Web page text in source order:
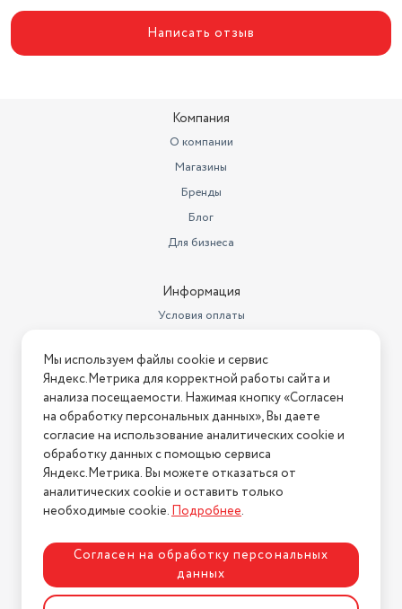
Написать отзыв
Компания
О компании
Магазины
Бренды
Блог
Для бизнеса
Информация
Условия оплаты
Условия возврата
Нашли ошибку на сайте? Напишите нам
2026 © Интернет-магазин "АстМаркет". У нас есть всё!
Политика конфиденциальности
Разработка сайтаASTDESIGN
Мы используем файлы cookie и сервис
Яндекс.Метрика для корректной работы сайта и
анализа посещаемости. Нажимая кнопку «Согласен
на обработку персональных данных», Вы даете
согласие на использование аналитических cookie и
обработку данных с помощью сервиса
Яндекс.Метрика. Вы можете отказаться от
аналитических cookie и оставить только
необходимые cookie.Подробнее.
Согласен на обработку персональных
данных